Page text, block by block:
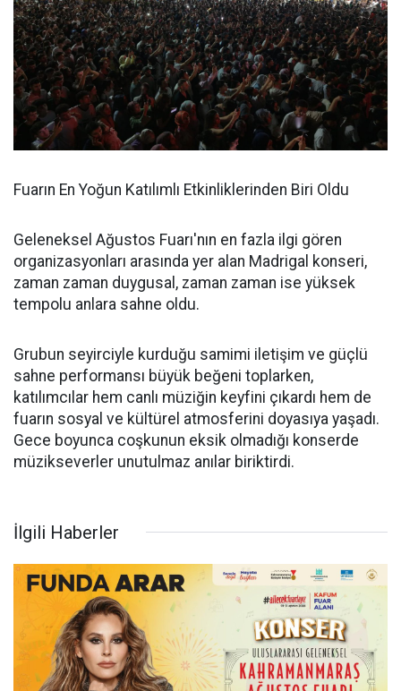
Fuarın En Yoğun Katılımlı Etkinliklerinden Biri Oldu
Geleneksel Ağustos Fuarı'nın en fazla ilgi gören
organizasyonları arasında yer alan Madrigal konseri,
zaman zaman duygusal, zaman zaman ise yüksek
tempolu anlara sahne oldu.
Grubun seyirciyle kurduğu samimi iletişim ve güçlü
sahne performansı büyük beğeni toplarken,
katılımcılar hem canlı müziğin keyfini çıkardı hem de
fuarın sosyal ve kültürel atmosferini doyasıya yaşadı.
Gece boyunca coşkunun eksik olmadığı konserde
müzikseverler unutulmaz anılar biriktirdi.
İlgili Haberler